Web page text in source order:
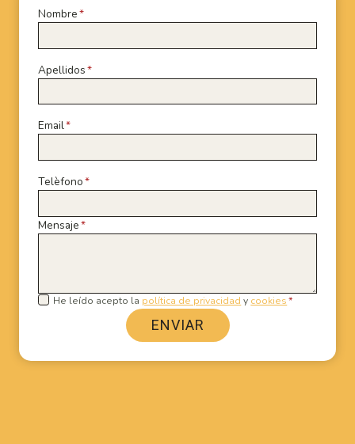
Nombre*
Apellidos*
Email*
Telèfono*
Mensaje*
He leído acepto la política de privacidad y cookies *
ENVIAR